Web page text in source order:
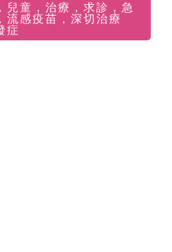
兒童，治療，求診，急
流感疫苗，深切治療
症